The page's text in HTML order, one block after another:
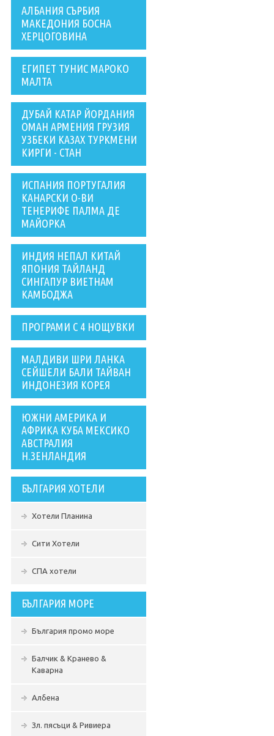
АЛБАНИЯ СЪРБИЯ
МАКЕДОНИЯ БОСНА
ХЕРЦОГОВИНА
ЕГИПЕТ ТУНИС МАРОКО
МАЛТА
ДУБАЙ КАТАР ЙОРДАНИЯ
ОМАН АРМЕНИЯ ГРУЗИЯ
УЗБЕКИ КАЗАХ ТУРКМЕНИ
КИРГИ - СТАН
ИСПАНИЯ ПОРТУГАЛИЯ
КАНАРСКИ О-ВИ
ТЕНЕРИФЕ ПАЛМА ДЕ
МАЙОРКА
ИНДИЯ НЕПАЛ КИТАЙ
ЯПОНИЯ ТАЙЛАНД
СИНГАПУР ВИЕТНАМ
КАМБОДЖА
ПРОГРАМИ С 4 НОЩУВКИ
МАЛДИВИ ШРИ ЛАНКА
СЕЙШЕЛИ БАЛИ ТАЙВАН
ИНДОНЕЗИЯ КОРЕЯ
ЮЖНИ АМЕРИКА И
АФРИКА КУБА МЕКСИКО
АВСТРАЛИЯ
Н.ЗЕНЛАНДИЯ
БЪЛГАРИЯ ХОТЕЛИ
Хотели Планина
Сити Хотели
СПА хотели
БЪЛГАРИЯ МОРЕ
България промо море
Балчик & Кранево &
Каварна
Албена
Зл. пясъци & Ривиера